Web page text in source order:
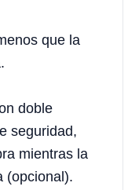
que la
doble
seguridad,
mientras la
(opcional).